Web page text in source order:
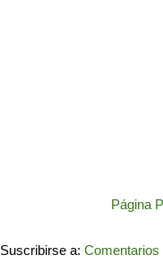
Página
Suscribirse a: Comentarios